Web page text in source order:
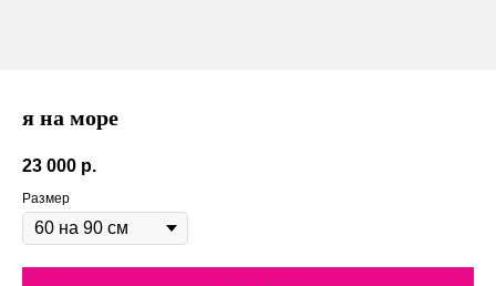
я на море
23 000 р.
Размер